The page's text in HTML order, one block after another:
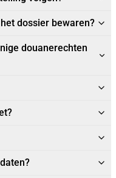
dossier bewaren?
douanerechten